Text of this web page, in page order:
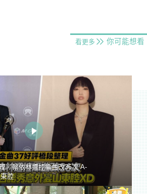
看更多 你可能想看
／蔡依林遭控編曲改36次 A-
腔